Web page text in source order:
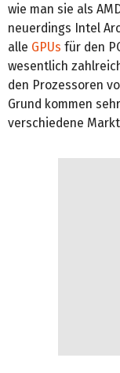
wie man sie als
neuerdings Intel
alle GPUs für den
wesentlich
den Prozessoren
Grund kommen
verschiedene